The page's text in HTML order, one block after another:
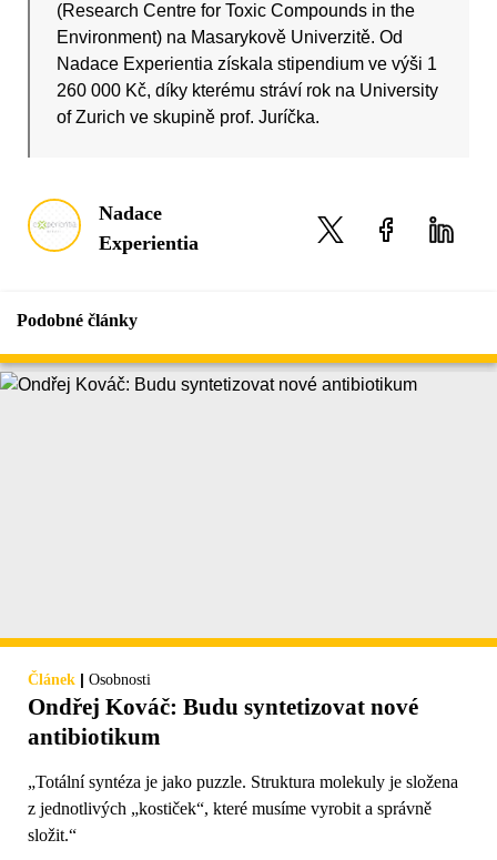
(Research Centre for Toxic Compounds in the
Environment) na Masarykově Univerzitě. Od
Nadace Experientia získala stipendium ve výši 1
260 000 Kč, díky kterému stráví rok na University
of Zurich ve skupině prof. Juríčka.
Nadace
Experientia
Podobné články
Článek | Osobnosti
Ondřej Kováč: Budu syntetizovat nové
antibiotikum
„Totální syntéza je jako puzzle. Struktura molekuly je složena
z jednotlivých „kostiček“‎, které musíme vyrobit a správně
složit.“